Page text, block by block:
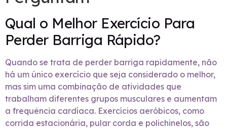
Qual o Melhor Exercício Para
Perder Barriga Rápido?
Quando se trata de perder barriga rapidamente, não
há um único exercício que seja considerado o melhor,
mas sim uma combinação de atividades que
trabalham diferentes grupos musculares e aumentam
a frequência cardíaca. Exercícios aeróbicos, como
corrida estacionária, pular corda e polichinelos, são